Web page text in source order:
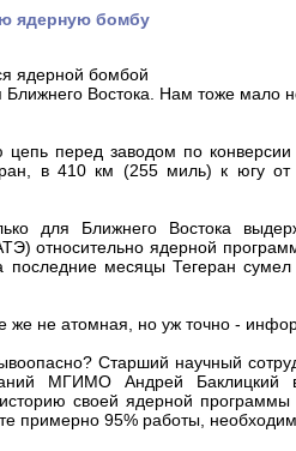
ядерную бомбу
ядерной бомбой
Ближнего Востока. Нам тоже мало
перед заводом по
в 410 км (255 миль) к югу от
для Ближнего Востока
относительно ядерной
месяцы Тегеран
же не атомная, но уж точно -
Старший научный
МГИМО Андрей
своей ядерной
примерно 95% работы,